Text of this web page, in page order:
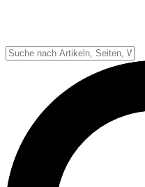
Punkte & Scoring
Strafen & Fouls
Schiedsrichter
Football Lexikon